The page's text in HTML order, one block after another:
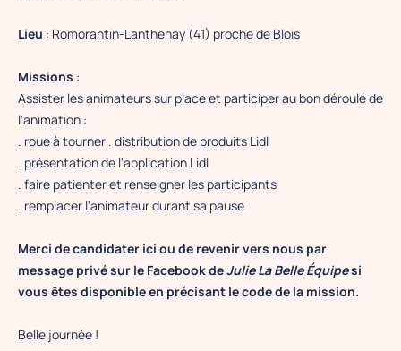
Lieu : Romorantin-Lanthenay (41) proche de Blois
Missions :
Assister les animateurs sur place et participer au bon déroulé de
l'animation :
. roue à tourner . distribution de produits Lidl
. présentation de l'application Lidl
. faire patienter et renseigner les participants
. remplacer l'animateur durant sa pause
Merci de candidater ici ou de revenir vers nous par
message privé sur le Facebook deJulie La Belle Équipesi
vous êtes disponible en précisant le code de la mission.
Belle journée !